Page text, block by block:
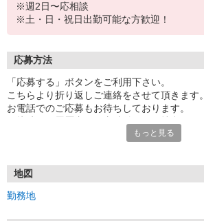
※週2日〜応相談
※土・日・祝日出勤可能な方歓迎！
応募方法
「応募する」ボタンをご利用下さい。
こちらより折り返しご連絡をさせて頂きます。
お電話でのご応募もお待ちしております。
もっと見る
地図
勤務地